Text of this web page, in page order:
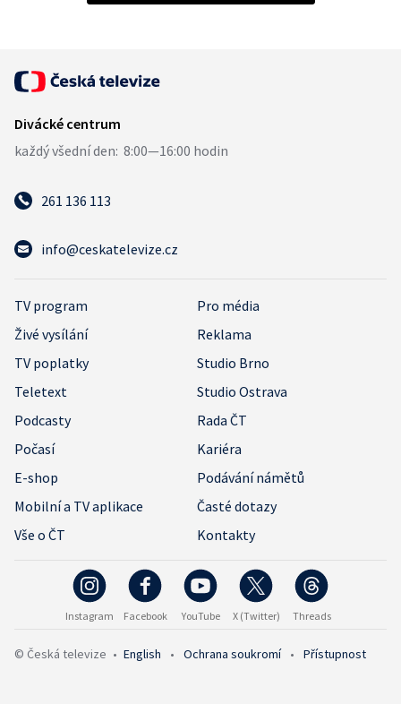
261 136 113
info@ceskatelevize.cz
TV program
Pro média
Živé vysílání
Reklama
TV poplatky
Studio Brno
Teletext
Studio Ostrava
Podcasty
Rada ČT
Počasí
Kariéra
E-shop
Podávání námětů
Mobilní a TV aplikace
Časté dotazy
Vše o ČT
Kontakty
Instagram Facebook YouTube X (Twitter) Threads
© Česká televize • English • Ochrana soukromí • Přístupnost